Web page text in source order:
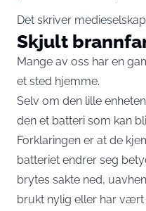
Det skriver
Skjult
Mange av oss har en
et sted hjemme.
Selv om den lille
den et batteri som kan
Forklaringen er at de
batteriet endrer seg
brytes sakte ned,
brukt nylig eller har vært